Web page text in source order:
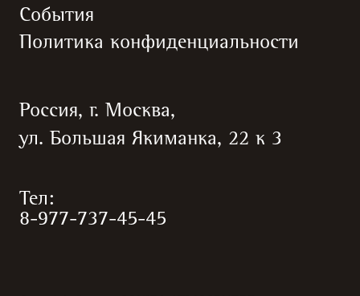
События
Политика конфиденциальности
Россия, г. Москва,
ул. Большая Якиманка, 22 к 3
Тел:
8-977-737-45-45